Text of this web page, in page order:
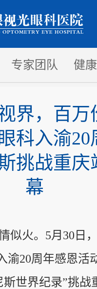
专家团队 健
界，百万
入渝20
挑战重庆
幕
火。5月30日，
渝20周年感恩活
世界纪录”挑战